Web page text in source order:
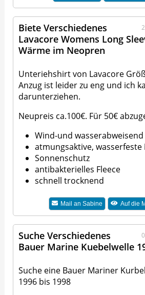
Biete Verschiedenes
Lavacore Womens Long
Wärme im Neopren
Unteriehshirt von Lavacore
Anzug ist leider zu eng und ich
darunterziehen.
Neupreis ca.100€. Für 50€
Wind-und wasserabweisend
atmungsaktive, wasserfeste
Sonnenschutz
antibakterielles Fleece
schnell trocknend
Mail an Sabine Auf die
Suche Verschiedenes
Bauer Marine Kuebelwelle
Suche eine Bauer Mariner
1996 bis 1998